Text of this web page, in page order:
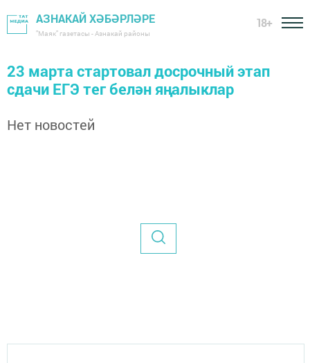
АЗНАКАЙ ХӘБӘРЛӘРЕ
"Маяк" газетасы - Азнакай районы
18+
23 марта стартовал досрочный этап
сдачи ЕГЭ тег белән яңалыклар
Нет новостей